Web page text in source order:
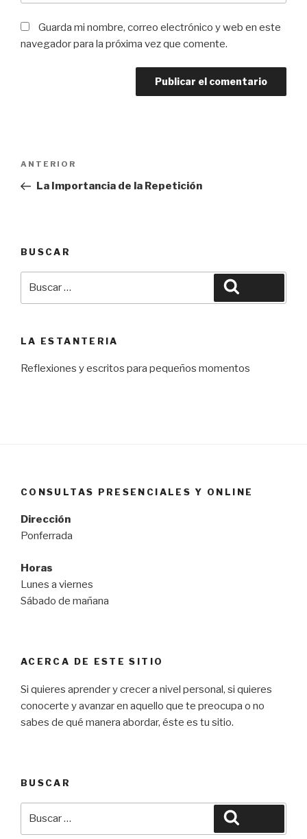
Guarda mi nombre, correo electrónico y web en este
navegador para la próxima vez que comente.
entradas
Entrada
anterior:
ANTERIOR
La Importancia de la Repetición
BUSCAR
LA ESTANTERIA
Reflexiones y escritos para pequeños momentos
CONSULTAS PRESENCIALES Y ONLINE
Dirección
Ponferrada
Horas
Lunes a viernes
Sábado de mañana
ACERCA DE ESTE SITIO
Si quieres aprender y crecer a nivel personal, si quieres
conocerte y avanzar en aquello que te preocupa o no
sabes de qué manera abordar, éste es tu sitio.
BUSCAR